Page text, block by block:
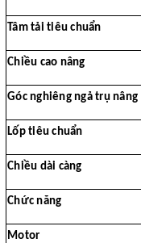
Tâm tải tiêu chuẩn
Chiều cao nâng
Góc nghiêng ngả trụ nâng
Lốp tiêu chuẩn
Chiều dài càng
Chức năng
Motor